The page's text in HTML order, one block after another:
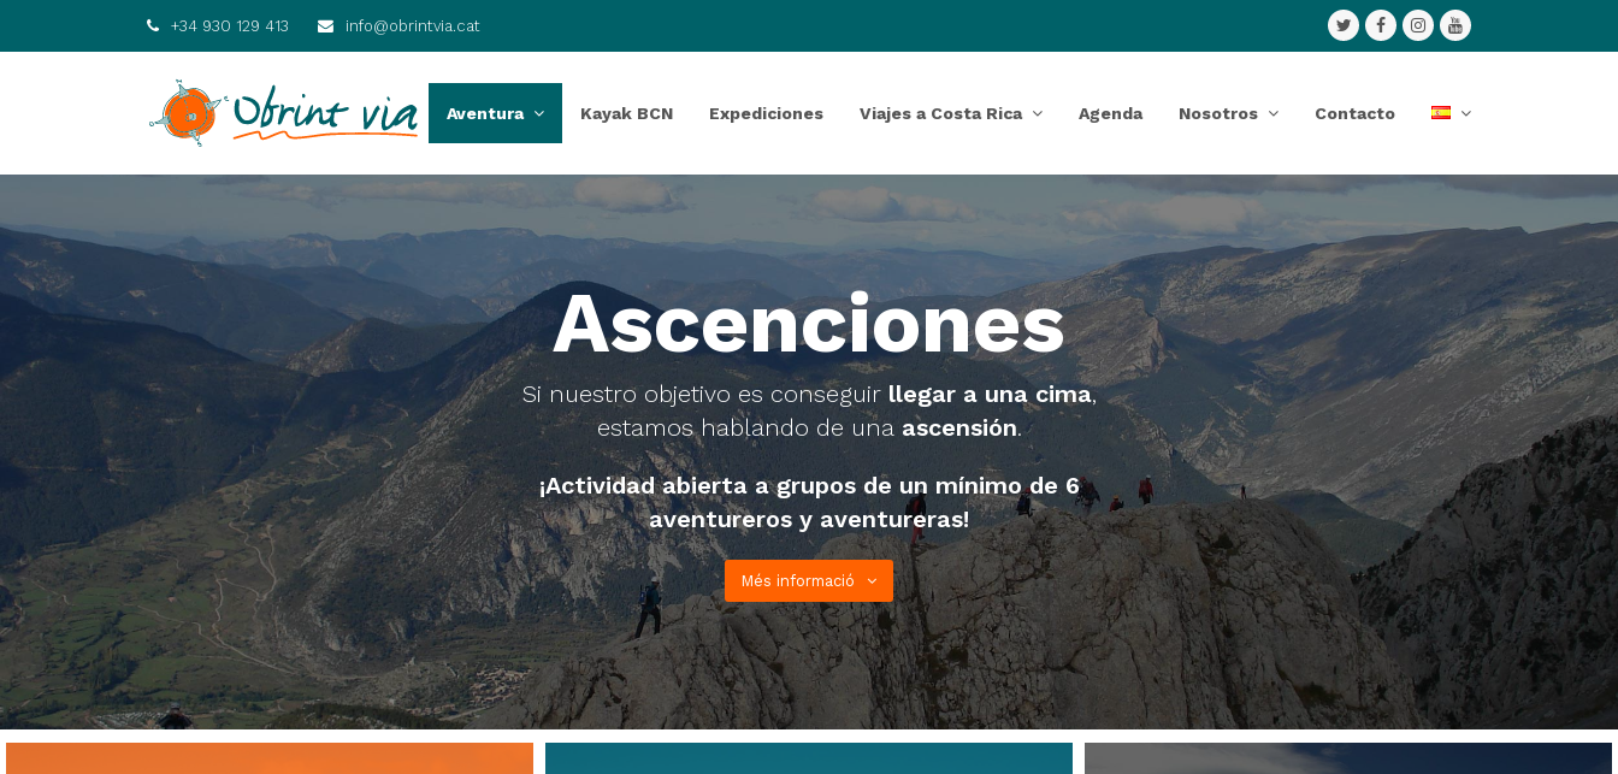
+34 930 129 413 info@obrintvia.cat TwitterFacebookInstagramYoutube
Aventura Kayak BCN Expediciones Viajes a Costa Rica Agenda Nosotros Contacto
Ascenciones
Si nuestro objetivo es conseguir llegar a una cima,
estamos hablando de una ascensión.
¡Actividad abierta a grupos de un mínimo de 6
aventureros y aventureras!
Més informació